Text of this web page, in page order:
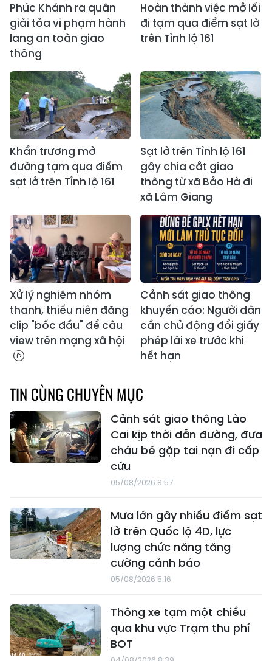
Phúc Khánh ra quân
giải tỏa vi phạm hành
lang an toàn giao
thông
Hoàn thành việc mở lối
đi tạm qua điểm sạt lở
trên Tỉnh lộ 161
Khẩn trương mở
đường tạm qua điểm
sạt lở trên Tỉnh lộ 161
Sạt lở trên Tỉnh lộ 161
gây chia cắt giao
thông từ xã Bảo Hà đi
xã Lâm Giang
Xử lý nghiêm nhóm
thanh, thiếu niên đăng
clip "bốc đầu" để câu
view trên mạng xã hội
Cảnh sát giao thông
khuyến cáo: Người dân
cần chủ động đổi giấy
phép lái xe trước khi
hết hạn
TIN CÙNG CHUYÊN MỤC
Cảnh sát giao thông Lào
Cai kịp thời dẫn đường, đưa
cháu bé gặp tai nạn đi cấp
cứu
05/08/2026 8:57
Mưa lớn gây nhiều điểm sạt
lở trên Quốc lộ 4D, lực
lượng chức năng tăng
cường cảnh báo
05/08/2026 5:16
Thông xe tạm một chiều
qua khu vực Trạm thu phí
BOT